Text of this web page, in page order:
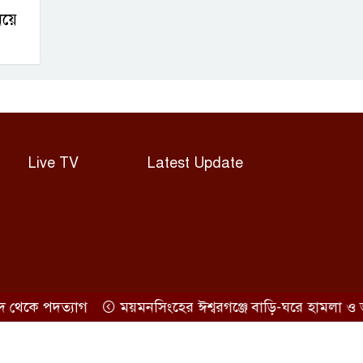
Live TV Latest Update
পদত্যাগ ময়মনসিংহের ঈশ্বরগঞ্জে বাড়ি-ঘরে হামলা ও